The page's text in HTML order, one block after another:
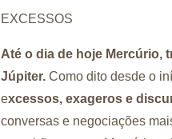
EXCESSOS
Até o dia de hoje Mercúrio,
Júpiter. Como dito desde o
excessos, exageros e
conversas e negociações